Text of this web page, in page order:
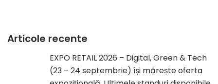
Articole recente
EXPO RETAIL 2026 – Digital, Green & Tech
(23 – 24 septembrie) își mărește oferta